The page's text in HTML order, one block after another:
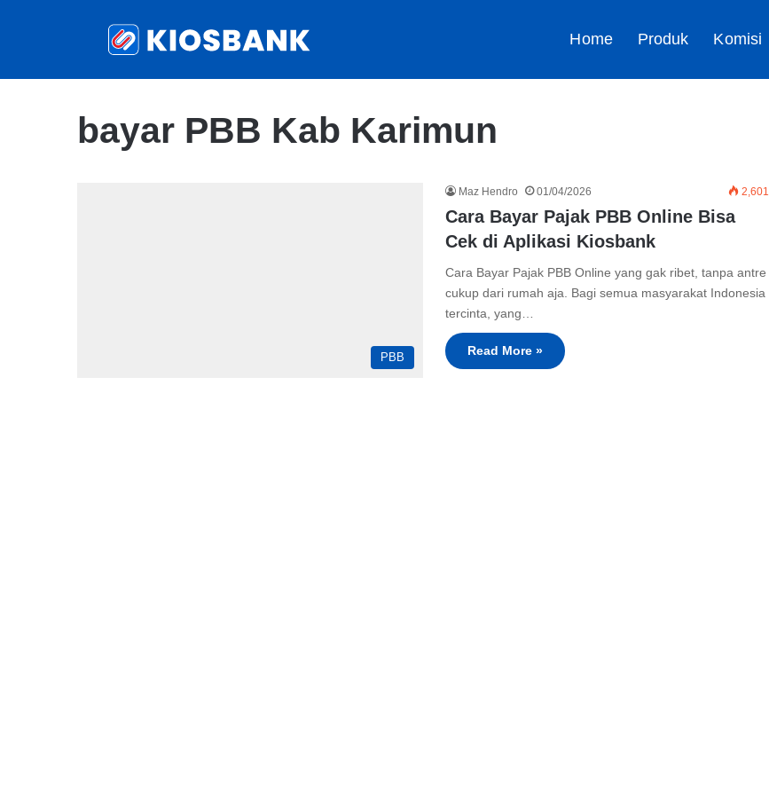
Home Produk Komisi
bayar PBB Kab Karimun
PBB
Maz Hendro 01/04/2026 2,601
Cara Bayar Pajak PBB Online Bisa
Cek di Aplikasi Kiosbank
Cara Bayar Pajak PBB Online yang gak ribet, tanpa antre
cukup dari rumah aja. Bagi semua masyarakat Indonesia
tercinta, yang…
Read More »